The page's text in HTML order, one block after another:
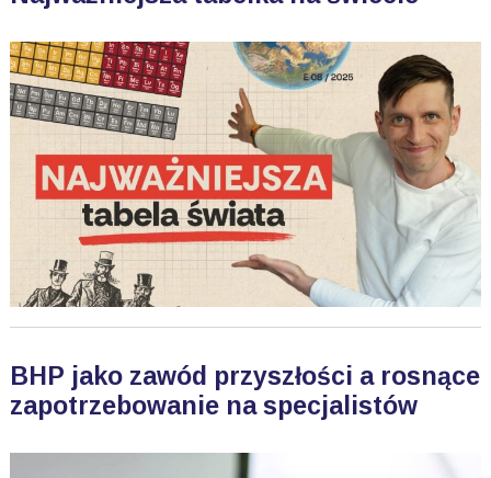
BHP jako zawód przyszłości a rosnące
zapotrzebowanie na specjalistów